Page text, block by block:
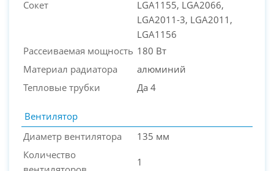
Сокет
LGA1155, LGA2066,
LGA2011-3, LGA2011,
LGA1156
Рассеиваемая мощность 180 Вт
Материал радиатора
алюминий
Тепловые трубки
Да 4
Вентилятор
Диаметр вентилятора
135 мм
Количество
1